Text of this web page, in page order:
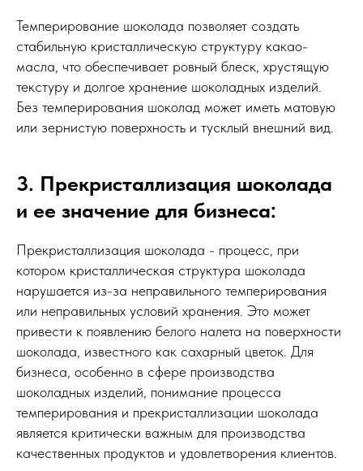
Темперирование шоколада позволяет создать
стабильную кристаллическую структуру какао-
масла, что обеспечивает ровный блеск, хрустящую
текстуру и долгое хранение шоколадных изделий.
Без темперирования шоколад может иметь матовую
или зернистую поверхность и тусклый внешний вид.
3. Прекристаллизация шоколада
и ее значение для бизнеса:
Прекристаллизация шоколада - процесс, при
котором кристаллическая структура шоколада
нарушается из-за неправильного темперирования
или неправильных условий хранения. Это может
привести к появлению белого налета на поверхности
шоколада, известного как сахарный цветок. Для
бизнеса, особенно в сфере производства
шоколадных изделий, понимание процесса
темперирования и прекристаллизации шоколада
является критически важным для производства
качественных продуктов и удовлетворения клиентов.